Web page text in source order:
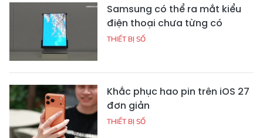
Samsung có thể ra mắt kiểu
điện thoại chưa từng có
THIẾT BỊ SỐ
Khắc phục hao pin trên iOS 27
đơn giản
THIẾT BỊ SỐ